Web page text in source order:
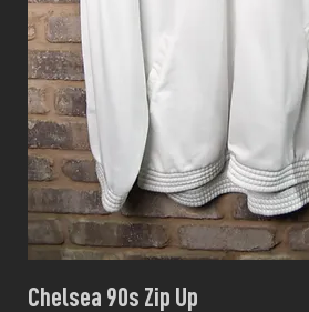
Chelsea 90s Zip Up